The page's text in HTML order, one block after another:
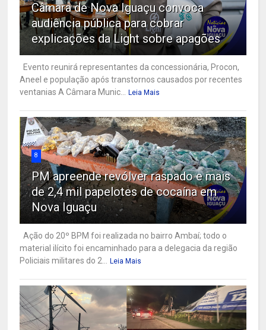
Câmara de Nova Iguaçu convoca
audiência pública para cobrar
explicações da Light sobre apagões
Evento reunirá representantes da concessionária, Procon,
Aneel e população após transtornos causados por recentes
ventanias A Câmara Munic... Leia Mais
8
PM apreende revólver raspado e mais
de 2,4 mil papelotes de cocaína em
Nova Iguaçu
Ação do 20º BPM foi realizada no bairro Ambaí; todo o
material ilícito foi encaminhado para a delegacia da região
Policiais militares do 2... Leia Mais